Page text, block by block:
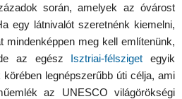
során, amelyek az óvárost
egy látnivalót szeretnénk kiemelni,
mindenképpen meg kell említenünk,
az egész Isztriai-félsziget
egyik
legnépszerűbb úti célja, ami
az UNESCO világörökségi